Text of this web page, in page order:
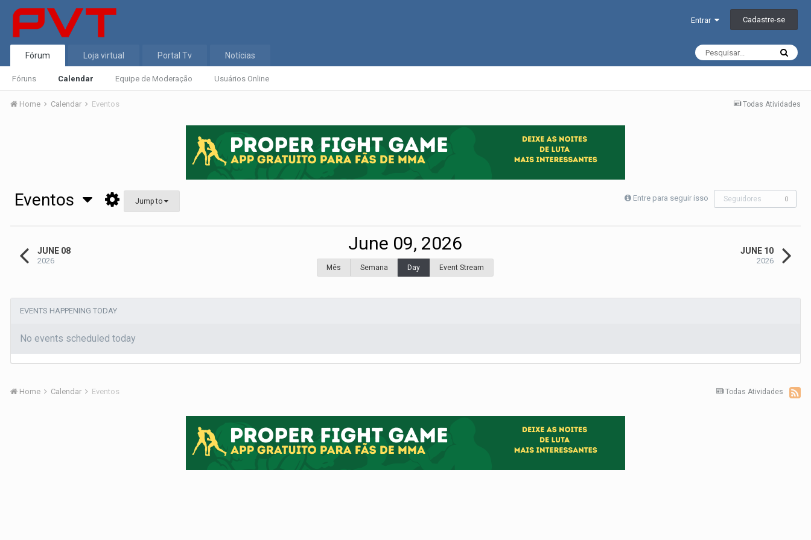
Entrar Cadastre-se
Fórum
Fóruns Calendar Equipe de Moderação Usuários Online
Loja virtual Portal Tv Notícias
Todas Atividades
Home Calendar Eventos
Entre para seguir isso Seguidores 0
Eventos Jump to
JUNE 08
2026
June 09, 2026
Mês Semana Day Event Stream
JUNE 10
2026
EVENTS HAPPENING TODAY
No events scheduled today
Todas Atividades
Home Calendar Eventos